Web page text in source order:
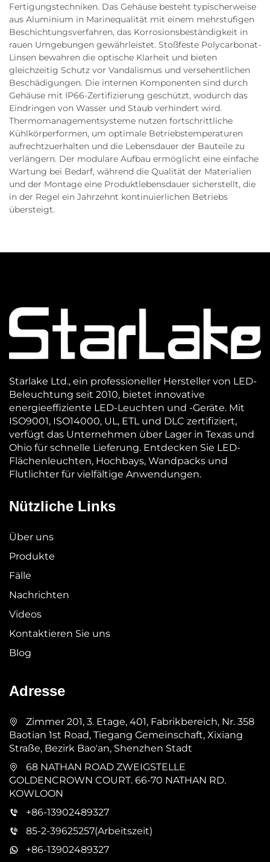
Fertigungstechniken. Das Gehäuse besteht typischerweise
aus Aluminium in Marinequalität mit einem mehrstufigen
Beschichtungsverfahren, das Korrosionsbeständigkeit in
rauen Umgebungen gewährleistet. Stoßfeste Polycarbonat-
Linsen bewahren die optische Klarheit und bieten
gleichzeitig Schutz vor Vandalismus und versehentlichen
Beschädigungen. Die internen Komponenten sind durch
Gehäuse mit IP66-Zertifizierung geschützt, wodurch das
Eindringen von Wasser und Staub verhindert wird.
Thermomanagementsysteme nutzen fortschrittliche
Kühlkörperformen, um optimale Betriebstemperaturen
aufrechtzuerhalten und die Lebensdauer der Bauteile zu
verlängern. Der modulare Aufbau ermöglicht eine einfache
Wartung bei Bedarf, während die Qualität der Materialien
und der Montage eine Produktlebensdauer sicherstellt, die
in der Regel ein Jahrzehnt kontinuierlichen Betriebs
übersteigt.
Starlake Ltd., ein professioneller Hersteller von LED-
Beleuchtung seit 2010, bietet innovative
energieeffiziente LED-Leuchten und -Geräte. Mit
ISO9001, ISO14000, UL, ETL und DLC zertifiziert,
verfügt das Unternehmen über Lager in Texas und
Ohio für schnelle Lieferung. Entdecken Sie LED-
Flächenleuchten, Hochbays, Wandpacks und
Flutlichter für vielfältige Anwendungen.
Nützliche Links
Über uns
Produkte
Fälle
Nachrichten
Videos
Kontaktieren Sie uns
Blog
Adresse
Zimmer 201, 3. Etage, 401, Fabrikbereich, Nr. 358
Baotian 1st Road, Tiegang Gemeinschaft, Xixiang
Straße, Bezirk Bao'an, Shenzhen Stadt
68 NATHAN ROAD ZWEIGSTELLE
GOLDENCROWN COURT. 66-70 NATHAN RD.
KOWLOON
+86-13902489327
85-2-39625257(Arbeitszeit)
+86-13902489327